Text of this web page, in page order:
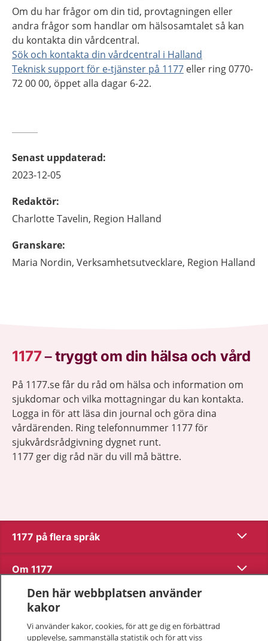
Om du har frågor om din tid, provtagningen eller
andra frågor som handlar om hälsosamtalet så kan
du kontakta din vårdcentral.
Sök och kontakta din vårdcentral i Halland
Teknisk support för e-tjänster på 1177 eller ring 0770-
72 00 00, öppet alla dagar 6-22.
Senast uppdaterad:
2023-12-05
Redaktör:
CharlotteTavelin, Region Halland
Granskare:
Maria Nordin, Verksamhetsutvecklare, Region Halland
1177–tryggt om din hälsa och vård
På 1177.se får du råd om hälsa och information om
sjukdomar och vilka mottagningar du kan kontakta.
Logga in för att läsa din journal och göra dina
vårdärenden. Ring telefonnummer 1177 för
sjukvårdsrådgivning dygnet runt.
1177 ger dig råd när du vill må bättre.
1177 på flera språk Visa
Om 1177 Visa
Kontakt
Den här webbplatsen använder
kakor
Vi använder kakor, cookies, för att ge dig en förbättrad
upplevelse, sammanställa statistik och för att viss